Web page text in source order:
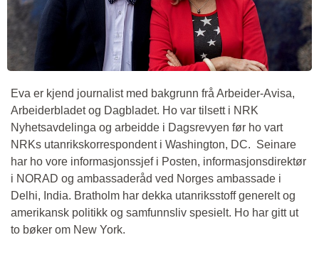
Eva er kjend journalist med bakgrunn frå Arbeider-Avisa,
Arbeiderbladet og Dagbladet. Ho var tilsett i NRK
Nyhetsavdelinga og arbeidde i Dagsrevyen før ho vart
NRKs utanrikskorrespondent i Washington, DC. Seinare
har ho vore informasjonssjef i Posten, informasjonsdirektør
i NORAD og ambassaderåd ved Norges ambassade i
Delhi, India. Bratholm har dekka utanriksstoff generelt og
amerikansk politikk og samfunnsliv spesielt. Ho har gitt ut
to bøker om New York.